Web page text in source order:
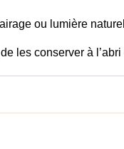
ou lumière
de les conserver à